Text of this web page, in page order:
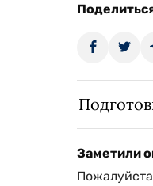
Заметили